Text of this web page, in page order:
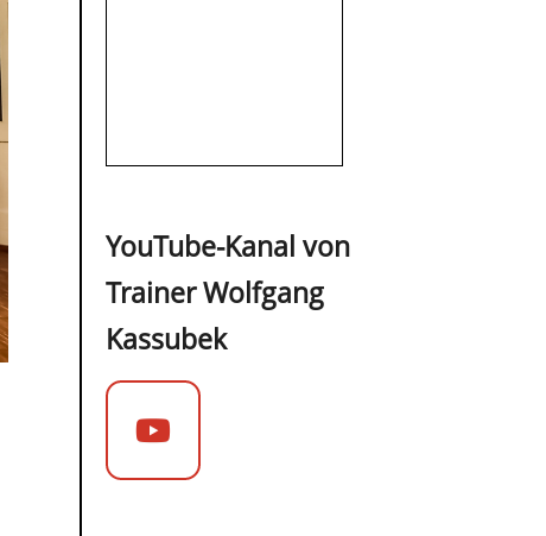
YouTube-Kanal von
Trainer Wolfgang
Kassubek